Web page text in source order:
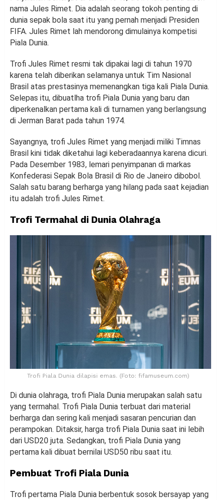
nama Jules Rimet. Dia adalah seorang tokoh penting di
dunia sepak bola saat itu yang pernah menjadi Presiden
FIFA. Jules Rimet lah mendorong dimulainya kompetisi
Piala Dunia.
Trofi Jules Rimet resmi tak dipakai lagi di tahun 1970
karena telah diberikan selamanya untuk Tim Nasional
Brasil atas prestasinya memenangkan tiga kali Piala Dunia.
Selepas itu, dibuatlha trofi Piala Dunia yang baru dan
diperkenalkan pertama kali di turnamen yang berlangsung
di Jerman Barat pada tahun 1974.
Sayangnya, trofi Jules Rimet yang menjadi miliki Timnas
Brasil kini tidak diketahui lagi keberadaannya karena dicuri.
Pada Desember 1983, lemari penyimpanan di markas
Konfederasi Sepak Bola Brasil di Rio de Janeiro dibobol.
Salah satu barang berharga yang hilang pada saat kejadian
itu adalah trofi Jules Rimet.
Trofi Termahal di Dunia Olahraga
Trofi Piala Dunia dilapisi emas. (Foto: fifamuseum.com)
Di dunia olahraga, trofi Piala Dunia merupakan salah satu
yang termahal. Trofi Piala Dunia terbuat dari material
berharga dan sering kali menjadi sasaran pencurian dan
perampokan. Ditaksir, harga trofi Piala Dunia saat ini lebih
dari USD20 juta. Sedangkan, trofi Piala Dunia yang
pertama kali dibuat bernilai USD50 ribu saat itu.
Pembuat Trofi Piala Dunia
Trofi pertama Piala Dunia berbentuk sosok bersayap yang